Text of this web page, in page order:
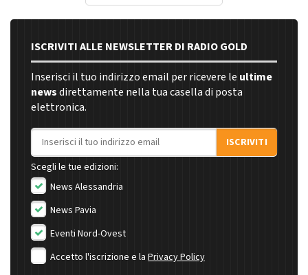
ISCRIVITI ALLE NEWSLETTER DI RADIO GOLD
Inserisci il tuo indirizzo email per ricevere le ultime
newsdirettamente nella tua casella di posta
elettronica.
Indirizzo email
ISCRIVITI
Scegli le tue edizioni:
News Alessandria
News Pavia
Eventi Nord-Ovest
Accetto l'iscrizione e la Privacy Policy